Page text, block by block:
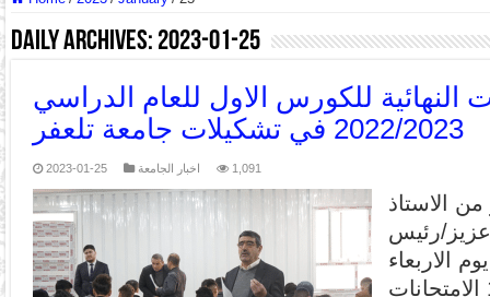
Daily Archives: 2023-01-25
النهائية للكورس الاول للعام الدراسي
2022/2023 في تشكيلات جامعة تلعفر
2023-01-25 اخبار الجامعة 1,091
الاستاذ
عزيز/رئيس
الاربعاء
المصادف 18/1/2023 الامتحانات